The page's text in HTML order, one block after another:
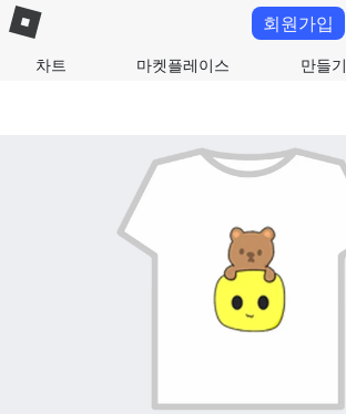
차트 마켓플레이스 만들기
회원가입